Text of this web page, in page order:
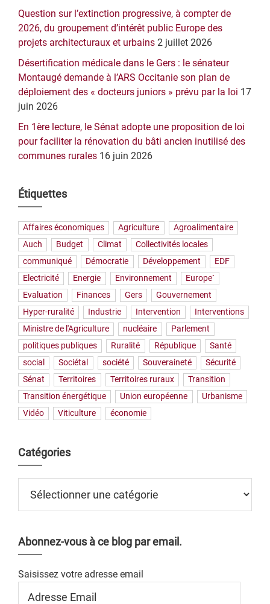
Question sur l’extinction progressive, à compter de
2026, du groupement d’intérêt public Europe des
projets architecturaux et urbains 2 juillet 2026
Désertification médicale dans le Gers : le sénateur
Montaugé demande à l’ARS Occitanie son plan de
déploiement des « docteurs juniors » prévu par la loi 17
juin 2026
En 1ère lecture, le Sénat adopte une proposition de loi
pour faciliter la rénovation du bâti ancien inutilisé des
communes rurales 16 juin 2026
Étiquettes
Affaires économiques Agriculture
Agroalimentaire
Auch
Budget Climat
Collectivités locales
communiqué
Démocratie Développement
EDF
Electricité
Energie Environnement
Europe`
Evaluation
Finances Gers
Gouvernement
Hyper-ruralité
Industrie Intervention
Interventions
Ministre de l'Agriculture
nucléaire
Parlement
politiques publiques
Ruralité République
Santé
social
Sociétal société Souveraineté
Sécurité
Sénat
Territoires Territoires ruraux
Transition
Transition énergétique
Union européenne
Urbanisme
Vidéo
Viticulture économie
Catégories
Abonnez-vous à ce blog par email.
Saisissez votre adresse email